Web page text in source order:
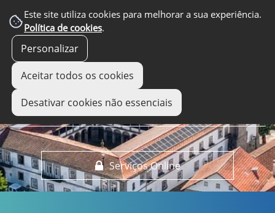
Este site utiliza cookies para melhorar a sua experiência.
Política de cookies.
Personalizar
Aceitar todos os cookies
Desativar cookies não essenciais
Serviços Online
EM DESTAQUE